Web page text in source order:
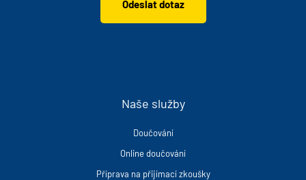
Naše služby
Doučování
Online doučování
Příprava na přijímací zkoušky